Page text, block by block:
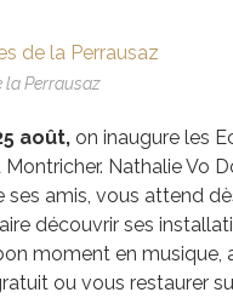
la Perrausaz
août, on inaugure les
Montricher. Nathalie Vo
ses amis, vous attend
découvrir ses
moment en musique,
ou vous restaurer